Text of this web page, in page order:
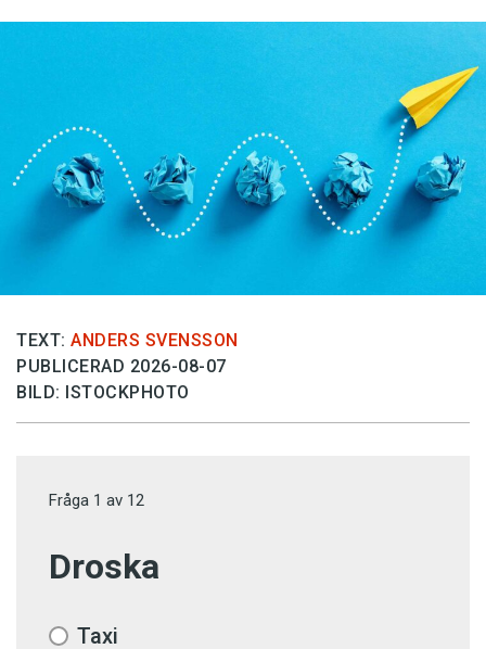
TEXT: ANDERS SVENSSON
PUBLICERAD 2026-08-07
BILD: ISTOCKPHOTO
Fråga 1 av 12
Droska
Taxi